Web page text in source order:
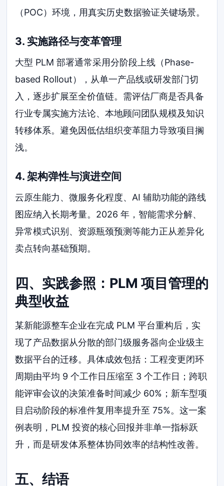
（POC）环境，用真实历史数据验证关键场景。
3. 实施路径与变革管理
大型 PLM 部署通常采用分阶段上线（Phase-
based Rollout），从单一产品线或研发部门切
入，逐步扩展至全价值链。需评估厂商是否具备
行业专属实施方法论、本地顾问团队规模及知识
转移体系。避免因低估组织变革阻力导致项目搁
浅。
4. 架构弹性与演进空间
云原生能力、微服务化程度、AI 辅助功能的路线
图应纳入长期考量。2026 年，智能需求分解、
异常模式识别、资源瓶颈预测等能力正从差异化
卖点转向基础预期。
四、实践参照：PLM 项目管理的
典型收益
某新能源整车企业在完成 PLM 平台重构后，实
现了产品数据从分散的部门级服务器向企业级主
数据平台的迁移。具体成效包括：工程变更闭环
周期由平均 9 个工作日压缩至 3 个工作日；跨职
能评审会议的决策准备时间减少 60%；新车型项
目启动阶段的标准件复用率提升至 75%。这一案
例表明，PLM 投资的核心回报并非单一指标跃
升，而是研发体系整体协同效率的结构性改善。
五、结语